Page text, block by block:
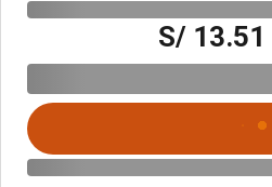
S/ 13.51